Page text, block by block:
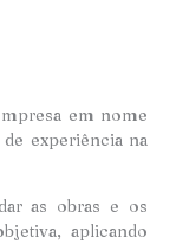
em nome
experiência na
as obras e os
aplicando